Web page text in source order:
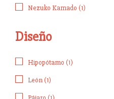
Nezuko Kamado (1)
Diseño
Hipopótamo (1)
León (1)